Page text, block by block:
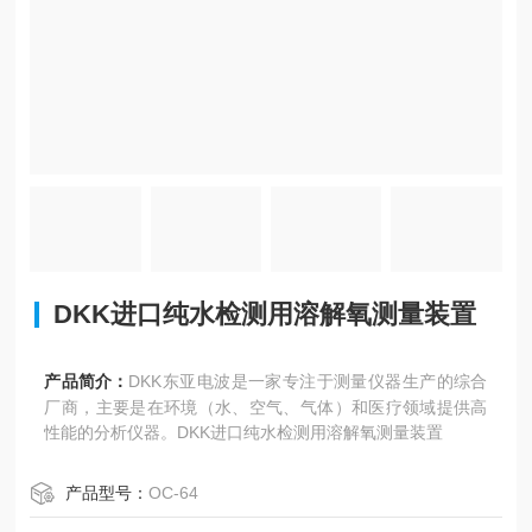
DKK进口纯水检测用溶解氧测量装置
产品简介： DKK东亚电波是一家专注于测量仪器生产的综合
厂商，主要是在环境（水、空气、气体）和医疗领域提供高
性能的分析仪器。DKK进口纯水检测用溶解氧测量装置
产品型号：OC-64